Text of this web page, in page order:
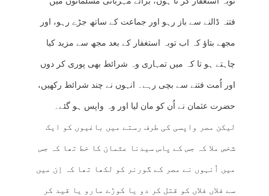
فتنہ ڈالنے سے باز رہو اور جماعت کے ساتھ جڑے رہو، اور
مجھے بتاؤ کہ اب توبہ استغفار کے بعد مجھ سے مزید کیا
چاہتے ہو تا کہ میں تمہاری وہ شرائط بھی پوری کر دوں
اور اُمت فتنے سے بچی رہے۔ انہوں نے چند شرائط رکھیں،
حضرت عثمان نے اُن کو مان لیا اور وہ واپس ہو گئے۔
لیکن مصر واپسی کی طرف رستے میں باغیوں کو ایک
شخص ملا کہ جس کے پاس سیدنا عثمان کا خط تھا کہ جس
میں اُنہوں نے مصر کے گورنر کو لکھا تھا کہ اِن میں
سے فلاں فلاں کو قتل کر دو یا کوڑے مارو یا قید کر